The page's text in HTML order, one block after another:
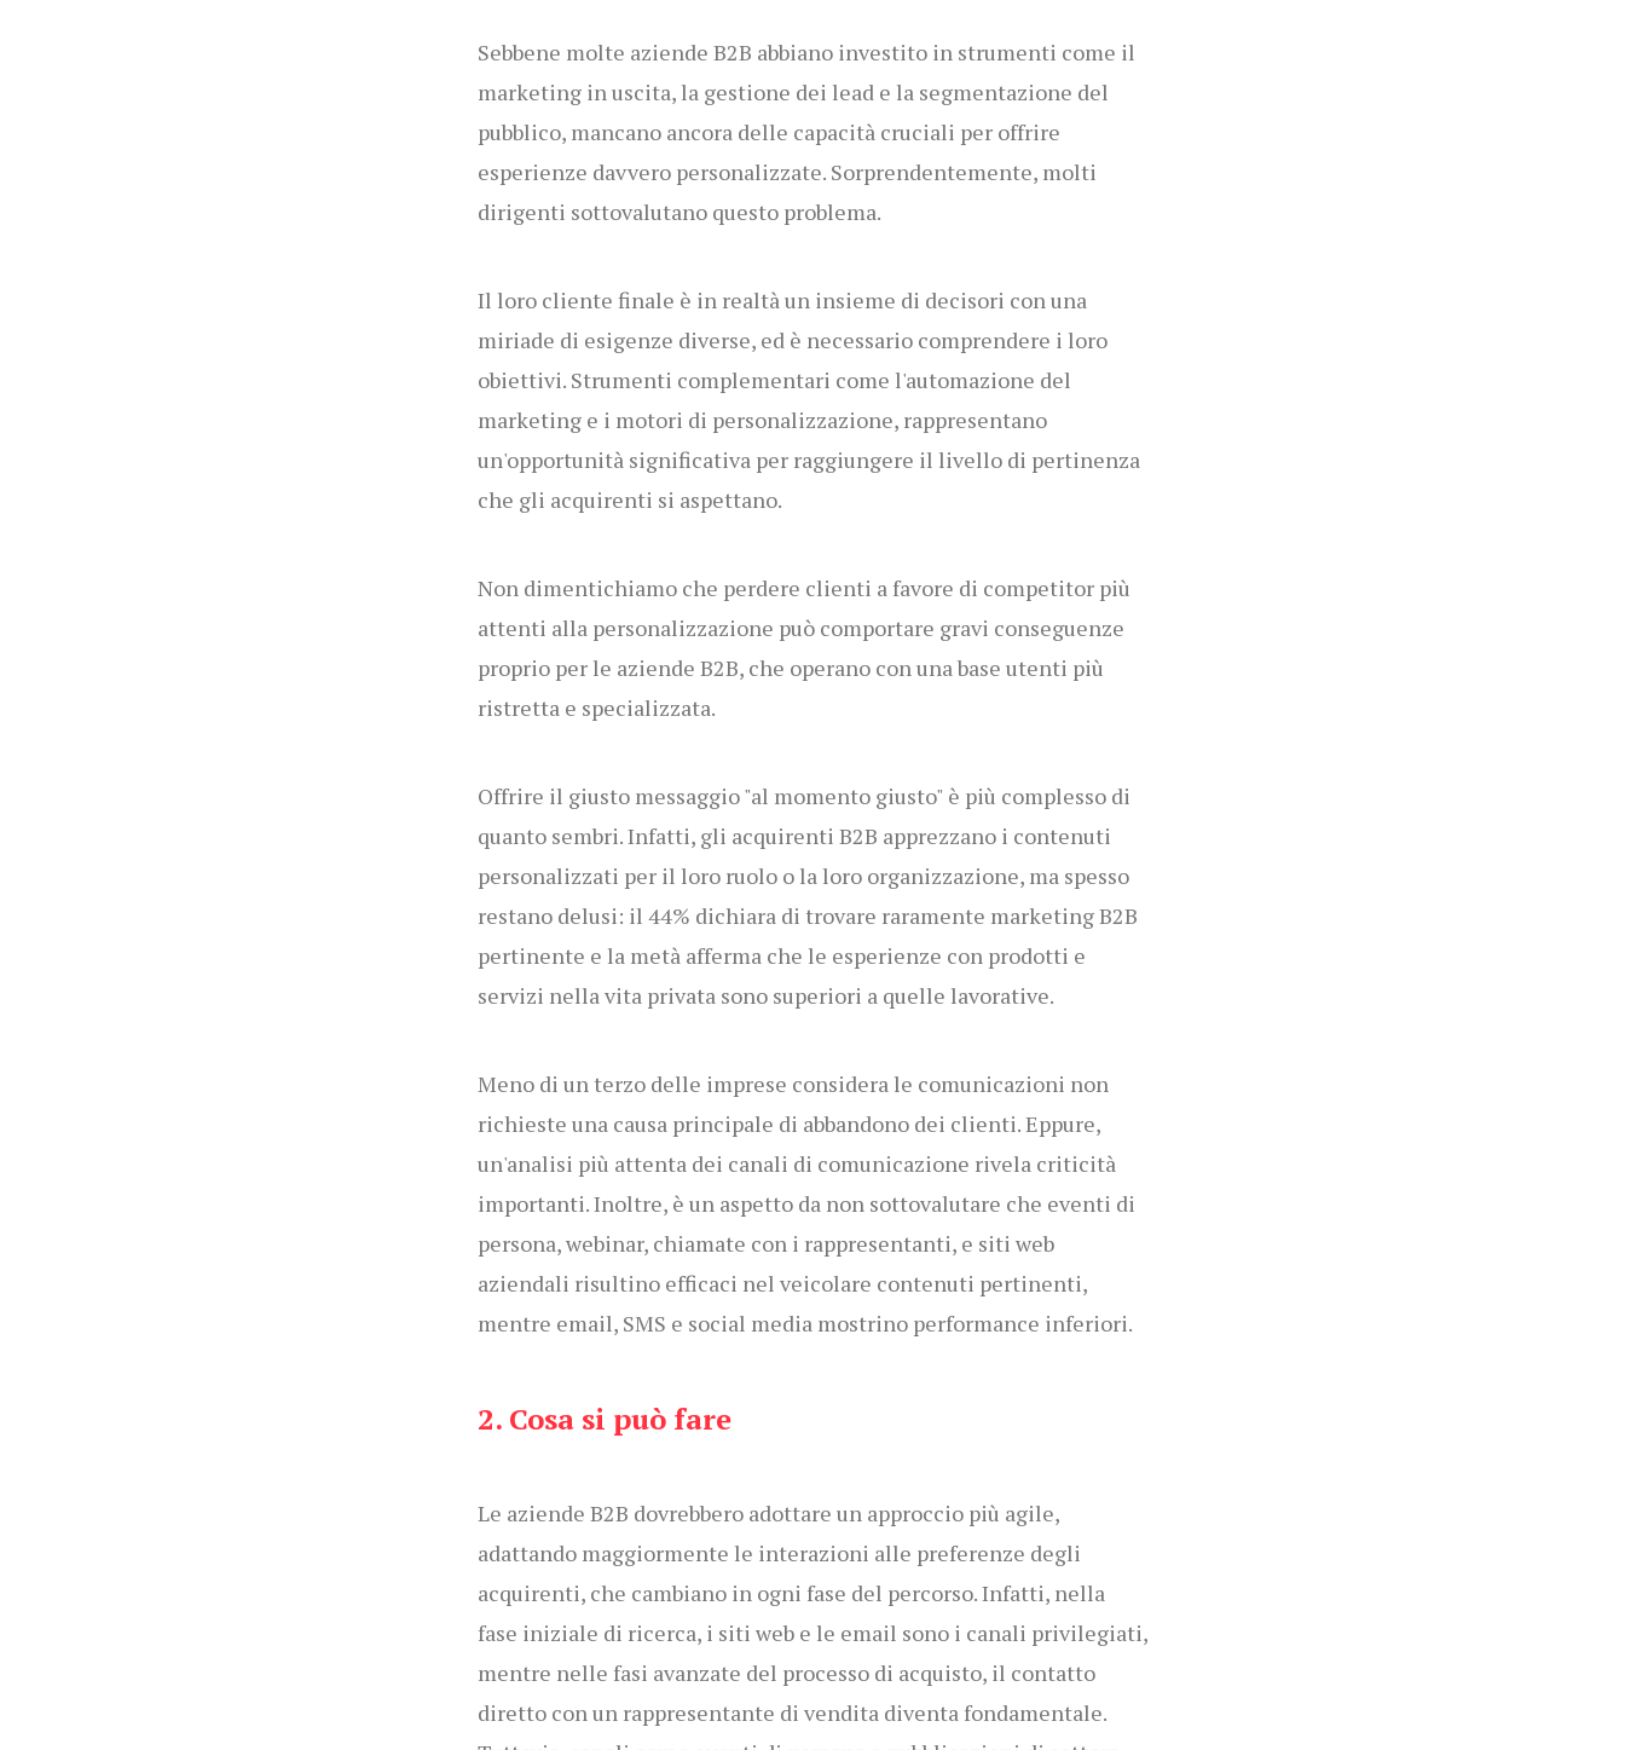
Sebbene molte aziende B2B abbiano investito in strumenti come il
marketing in uscita, la gestione dei lead e la segmentazione del
pubblico, mancano ancora delle capacità cruciali per offrire
esperienze davvero personalizzate. Sorprendentemente, molti
dirigenti sottovalutano questo problema.
Il loro cliente finale è in realtà un insieme di decisori con una
miriade di esigenze diverse, ed è necessario comprendere i loro
obiettivi. Strumenti complementari come l'automazione del
marketing e i motori di personalizzazione, rappresentano
un'opportunità significativa per raggiungere il livello di pertinenza
che gli acquirenti si aspettano.
Non dimentichiamo che perdere clienti a favore di competitor più
attenti alla personalizzazione può comportare gravi conseguenze
proprio per le aziende B2B, che operano con una base utenti più
ristretta e specializzata.
Offrire il giusto messaggio "al momento giusto" è più complesso di
quanto sembri. Infatti, gli acquirenti B2B apprezzano i contenuti
personalizzati per il loro ruolo o la loro organizzazione, ma spesso
restano delusi: il 44% dichiara di trovare raramente marketing B2B
pertinente e la metà afferma che le esperienze con prodotti e
servizi nella vita privata sono superiori a quelle lavorative.
Meno di un terzo delle imprese considera le comunicazioni non
richieste una causa principale di abbandono dei clienti. Eppure,
un'analisi più attenta dei canali di comunicazione rivela criticità
importanti. Inoltre, è un aspetto da non sottovalutare che eventi di
persona, webinar, chiamate con i rappresentanti, e siti web
aziendali risultino efficaci nel veicolare contenuti pertinenti,
mentre email, SMS e social media mostrino performance inferiori.
2. Cosa si può fare
Le aziende B2B dovrebbero adottare un approccio più agile,
adattando maggiormente le interazioni alle preferenze degli
acquirenti, che cambiano in ogni fase del percorso. Infatti, nella
fase iniziale di ricerca, i siti web e le email sono i canali privilegiati,
mentre nelle fasi avanzate del processo di acquisto, il contatto
diretto con un rappresentante di vendita diventa fondamentale.